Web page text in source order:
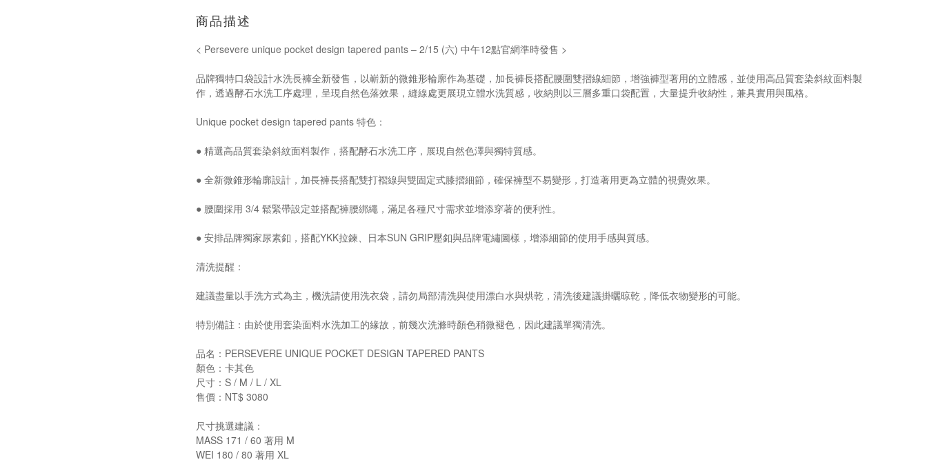
商品描述
< Persevere unique pocket design tapered pants – 2/15 (六) 中午12點官網準時發售 >
品牌獨特口袋設計水洗長褲全新發售，以嶄新的微錐形輪廓作為基礎，加長褲長搭配腰圍雙摺線細節，增強褲型著用的立體感，並使用高品質套染斜紋面料製
作，透過酵石水洗工序處理，呈現自然色落效果，縫線處更展現立體水洗質感，收納則以三層多重口袋配置，大量提升收納性，兼具實用與風格。
Unique pocket design tapered pants 特色：
● 精選高品質套染斜紋面料製作，搭配酵石水洗工序，展現自然色澤與獨特質感。
● 全新微錐形輪廓設計，加長褲長搭配雙打褶線與雙固定式膝摺細節，確保褲型不易變形，打造著用更為立體的視覺效果。
● 腰圍採用 3/4 鬆緊帶設定並搭配褲腰綁繩，滿足各種尺寸需求並增添穿著的便利性。
● 安排品牌獨家尿素釦，搭配YKK拉鍊、日本SUN GRIP壓釦與品牌電繡圖樣，增添細節的使用手感與質感。
清洗提醒：
建議盡量以手洗方式為主，機洗請使用洗衣袋，請勿局部清洗與使用漂白水與烘乾，清洗後建議掛曬晾乾，降低衣物變形的可能。
特別備註：由於使用套染面料水洗加工的緣故，前幾次洗滌時顏色稍微褪色，因此建議單獨清洗。
品名：PERSEVERE UNIQUE POCKET DESIGN TAPERED PANTS
顏色：卡其色
尺寸：S / M / L / XL
售價：NT$ 3080
尺寸挑選建議：
MASS 171 / 60 著用 M
WEI 180 / 80 著用 XL